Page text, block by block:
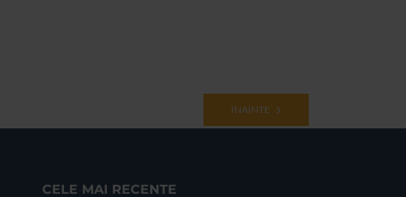
INAINTE
CELE MAI RECENTE